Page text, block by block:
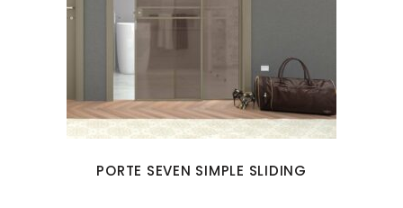
PORTE SEVEN SIMPLE SLIDING